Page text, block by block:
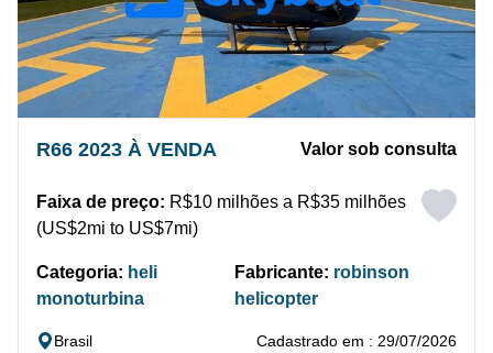
R66 2023 À VENDA Valor sob consulta
Faixa de preço: R$10 milhões a R$35 milhões
(US$2mi to US$7mi)
Categoria: heli
monoturbina
Fabricante: robinson
helicopter
Brasil Cadastrado em : 29/07/2026